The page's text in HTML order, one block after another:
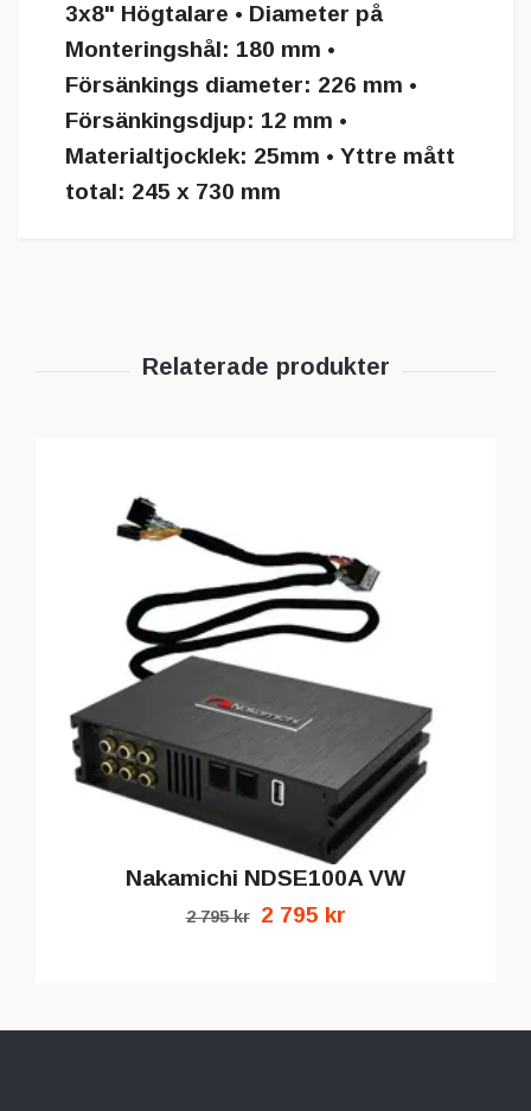
3x8" Högtalare • Diameter på
Monteringshål: 180 mm •
Försänkings diameter: 226 mm •
Försänkingsdjup: 12 mm •
Materialtjocklek: 25mm • Yttre mått
total: 245 x 730 mm
Nakamichi NDSE100A VW
2 795 kr 2 795 kr